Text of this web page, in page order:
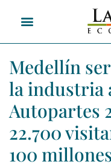
Medellín
la industria
Autopartes
22.700
100